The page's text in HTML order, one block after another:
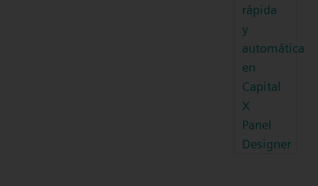
rápida
y
automática
en
Capital
X
Panel
Designer